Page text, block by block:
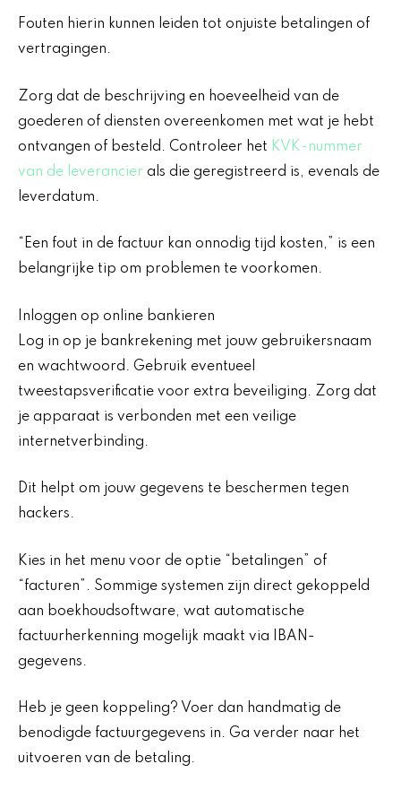
Fouten hierin kunnen leiden tot onjuiste betalingen of
vertragingen.
Zorg dat de beschrijving en hoeveelheid van de
goederen of diensten overeenkomen met wat je hebt
ontvangen of besteld. Controleer het KVK-nummer
van de leverancier als die geregistreerd is, evenals de
leverdatum.
“Een fout in de factuur kan onnodig tijd kosten,” is een
belangrijke tip om problemen te voorkomen.
Inloggen op online bankieren
Log in op je bankrekening met jouw gebruikersnaam
en wachtwoord. Gebruik eventueel
tweestapsverificatie voor extra beveiliging. Zorg dat
je apparaat is verbonden met een veilige
internetverbinding.
Dit helpt om jouw gegevens te beschermen tegen
hackers.
Kies in het menu voor de optie “betalingen” of
“facturen”. Sommige systemen zijn direct gekoppeld
aan boekhoudsoftware, wat automatische
factuurherkenning mogelijk maakt via IBAN-
gegevens.
Heb je geen koppeling? Voer dan handmatig de
benodigde factuurgegevens in. Ga verder naar het
uitvoeren van de betaling.